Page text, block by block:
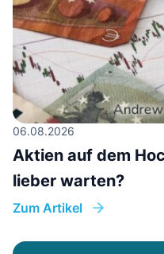
06.08.2026
Aktien auf dem
lieber warten?
Zum Artikel